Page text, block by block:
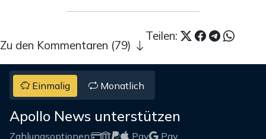
Teilen:
Zu den Kommentaren (79)
Einmalig Monatlich
Apollo News unterstützen
Zahlungsoptionen: Pay
Pay